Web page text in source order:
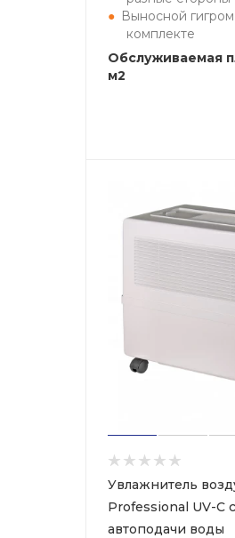
Выносной
комплекте
Обслуживаемая
м2
Увлажнитель
Professional UV-C
автоподачи воды